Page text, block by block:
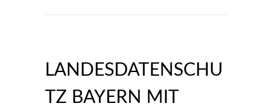
LANDESDATENSCHU
TZ BAYERN MIT